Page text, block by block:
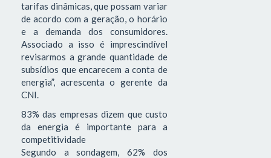
tarifas dinâmicas, que possam variar
de acordo com a geração, o horário
e a demanda dos consumidores.
Associado a isso é imprescindível
revisarmos a grande quantidade de
subsídios que encarecem a conta de
energia”, acrescenta o gerente da
CNI.
83% das empresas dizem que custo
da energia é importante para a
competitividade
Segundo a sondagem, 62% dos